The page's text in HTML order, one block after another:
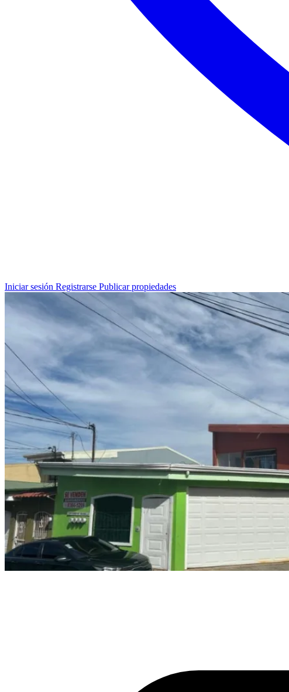
Iniciar sesión Registrarse Publicar propiedades